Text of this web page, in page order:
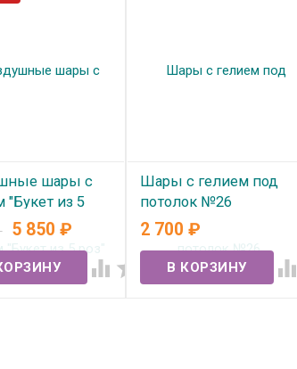
шары с
"Букет из 5
5 850 ₽
 
Шары с гелием под
потолок №26
В наличии
2 700₽
